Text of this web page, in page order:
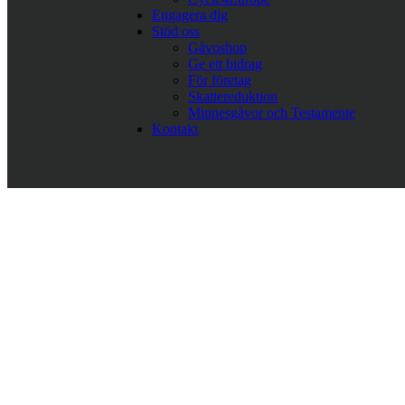
Engagera dig
Stöd oss
Gåvoshop
Ge ett bidrag
För företag
Skattereduktion
Minnesgåvor och Testamente
Kontakt